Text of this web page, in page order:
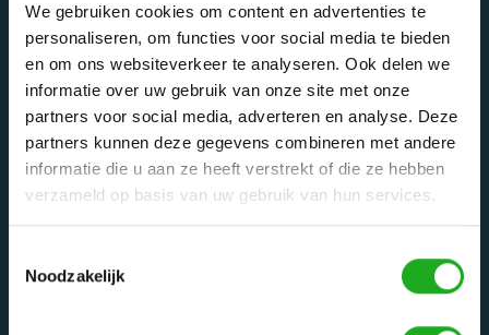
We gebruiken cookies om content en advertenties te
personaliseren, om functies voor social media te bieden
en om ons websiteverkeer te analyseren. Ook delen we
informatie over uw gebruik van onze site met onze
partners voor social media, adverteren en analyse. Deze
partners kunnen deze gegevens combineren met andere
informatie die u aan ze heeft verstrekt of die ze hebben
verzameld op basis van uw gebruik van hun services.
Noodzakelijk
Categorieën
Privé zwembaden
Openbare zwembaden
Onderdelen
Waarom een Dolphin robot?
Reparatie service
Tips
Mijn account